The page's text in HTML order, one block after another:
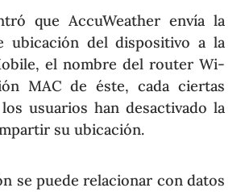
que AccuWeather envía la
ubicación del dispositivo a la
el nombre del router Wi-
MAC de éste, cada ciertas
usuarios han desactivado la
su ubicación.
se puede relacionar con datos